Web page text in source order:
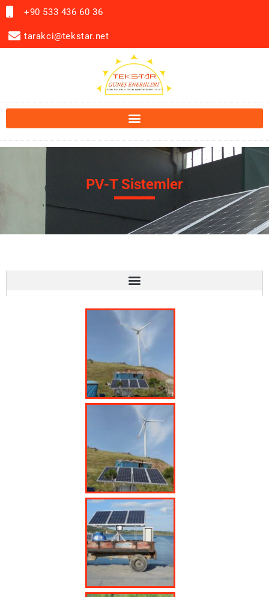
+90 533 436 60 36
tarakci@tekstar.net
PV-T Sistemler